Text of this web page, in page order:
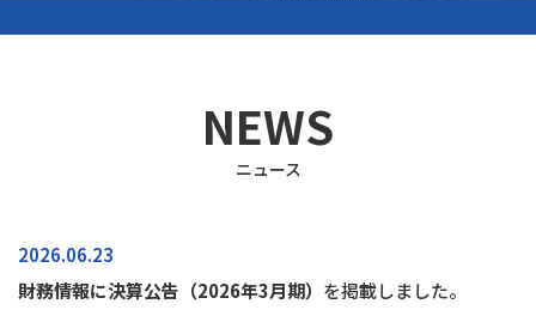
NEWS
ニュース
2026.06.23
財務情報に決算公告（2026年3月期） を掲載しました。